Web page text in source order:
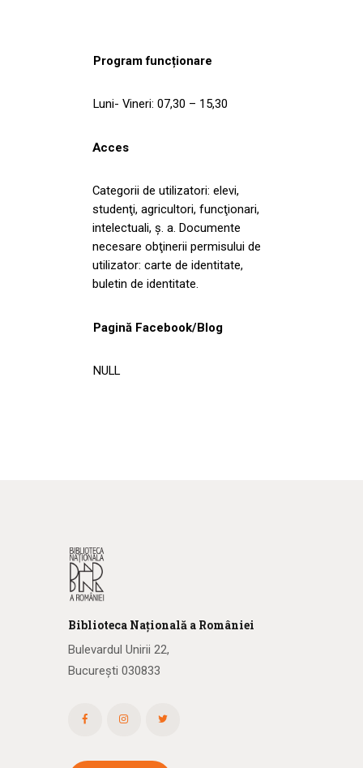
Program funcționare
Luni- Vineri: 07,30 – 15,30
Acces
Categorii de utilizatori: elevi,
studenţi, agricultori, funcţionari,
intelectuali, ş. a. Documente
necesare obţinerii permisului de
utilizator: carte de identitate,
buletin de identitate.
Pagină Facebook/Blog
NULL
Biblioteca Națională a României
Bulevardul Unirii 22,
București 030833